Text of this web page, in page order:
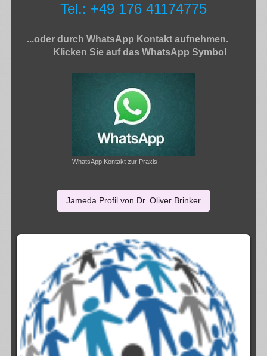
Tel.: +49 176 41174775
...oder durch WhatsApp Kontakt aufnehmen.
Klicken Sie auf das WhatsApp Symbol
WhatsApp Kontakt zur Praxis
Jameda Profil von Dr. Oliver Brinker